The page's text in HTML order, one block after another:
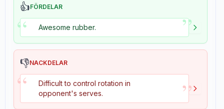
👍FÖRDELAR
“ Awesome rubber. ”
👎NACKDELAR
“
Difficult to control rotation in
opponent's serves.
”